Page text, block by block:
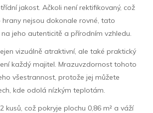
jakost. Ačkoli není rektifikovaný, což
hrany nejsou dokonale rovné, tato
jeho autenticitě a přírodním vzhledu.
vizuálně atraktivní, ale také praktický
každý majitel. Mrazuvzdornost tohoto
všestrannost, protože jej můžete
kde odolá nízkým teplotám.
kusů, což pokryje plochu 0,86 m² a váží